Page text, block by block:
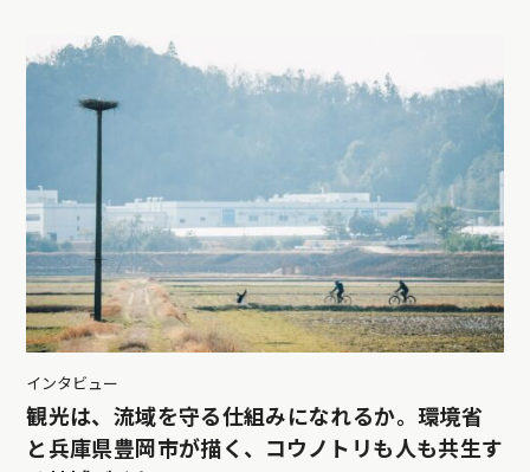
インタビュー
観光は、流域を守る仕組みになれるか。環境省
と兵庫県豊岡市が描く、コウノトリも人も共生す